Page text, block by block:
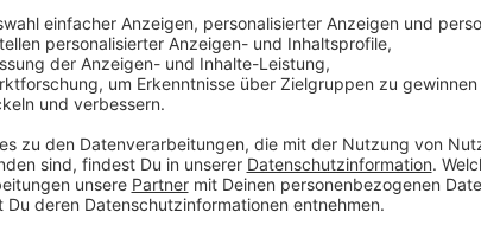
sehr nachsichtig auf die jüngste scharfe Kritik von
Hoeneß an seiner Tätigkeit als Bundestrainer reagiert.
habe großen Respekt vor seinem Lebenswerk»,